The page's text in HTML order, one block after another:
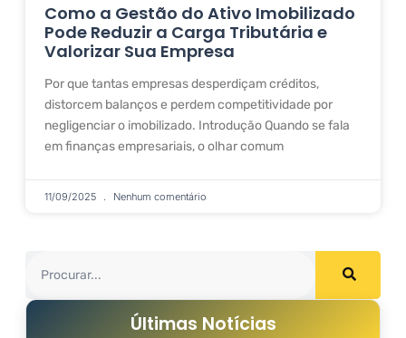
Como a Gestão do Ativo Imobilizado
Pode Reduzir a Carga Tributária e
Valorizar Sua Empresa
Por que tantas empresas desperdiçam créditos,
distorcem balanços e perdem competitividade por
negligenciar o imobilizado. Introdução Quando se fala
em finanças empresariais, o olhar comum
11/09/2025 Nenhum comentário
Últimas Notícias